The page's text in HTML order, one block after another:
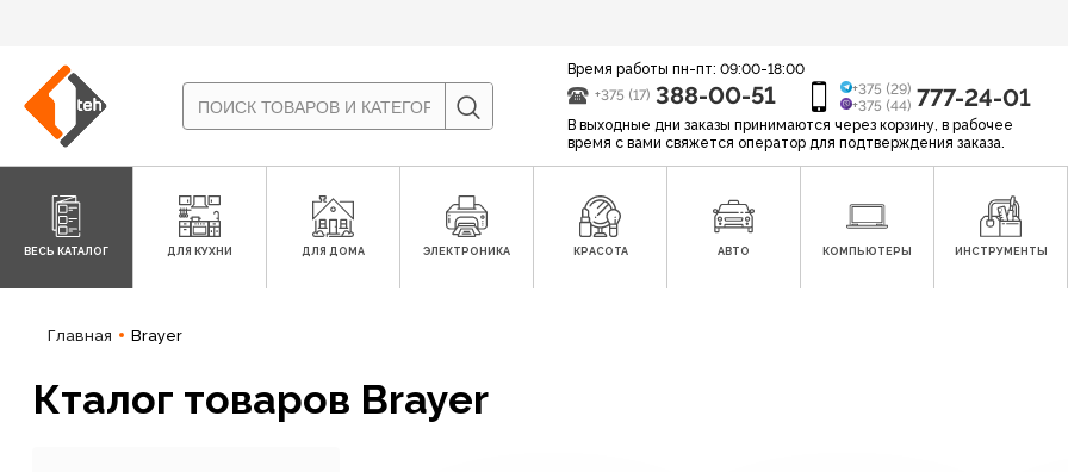
Время работы пн-пт: 09:00-18:00
+375 (17) 388-00-51
+375 (29)
+375 (44) 777-24-01
В выходные дни заказы принимаются через корзину, в рабочее
время с вами свяжется оператор для подтверждения заказа.
ВЕСЬ КАТАЛОГ ДЛЯ КУХНИ ДЛЯ ДОМА ЭЛЕКТРОНИКА КРАСОТА АВТО КОМПЬЮТЕРЫ ИНСТРУМЕНТЫ
Главная Brayer
Кталог товаров Brayer